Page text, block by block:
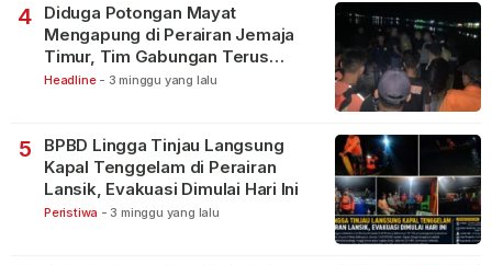
4
Diduga Potongan Mayat
Mengapung di Perairan Jemaja
Timur, Tim Gabungan Terus
Lakukan Pencarian
Headline - 3 minggu yang lalu
5
BPBD Lingga Tinjau Langsung
Kapal Tenggelam di Perairan
Lansik, Evakuasi Dimulai Hari Ini
Peristiwa - 3 minggu yang lalu